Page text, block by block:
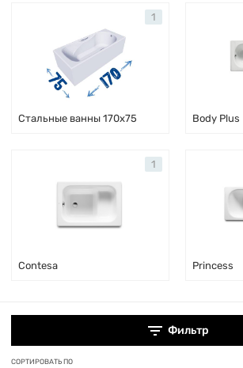
Стальные ванны 170x75
1
Body Plus
Contesa
1
Princess
Фильтр
СОРТИРОВАТЬ ПО